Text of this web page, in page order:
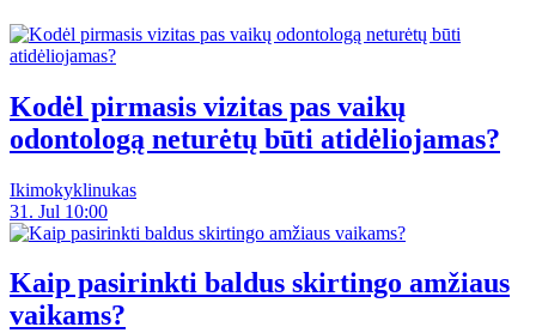
Kodėl pirmasis vizitas pas vaikų
odontologą neturėtų būti atidėliojamas?
Ikimokyklinukas
31. Jul 10:00
Kaip pasirinkti baldus skirtingo amžiaus
vaikams?